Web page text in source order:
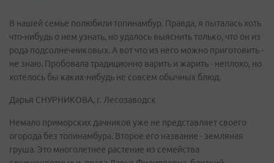
В нашей семье полюбили топинамбур. Правда, я пыталась хоть
что-нибудь о нем узнать, но удалось выяснить только, что он из
рода подсолнечниковых. А вот что из него можно приготовить -
не знаю. Пробовала традиционно варить и жарить - неплохо, но
хотелось бы каких-нибудь не совсем обычных блюд.
Дарья СНУРНИКОВА, г. Лесозаводск
Немало приморских дачников уже не представляет своего
огорода без топинамбура. Второе его название - земляная
груша. Это многолетнее растение из семейства